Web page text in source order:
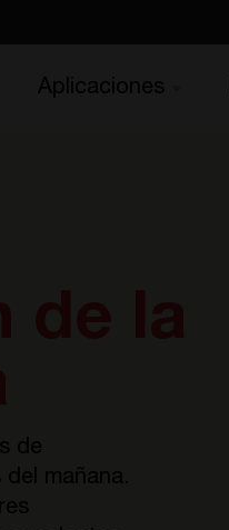
Aplicaciones
de
mañana.